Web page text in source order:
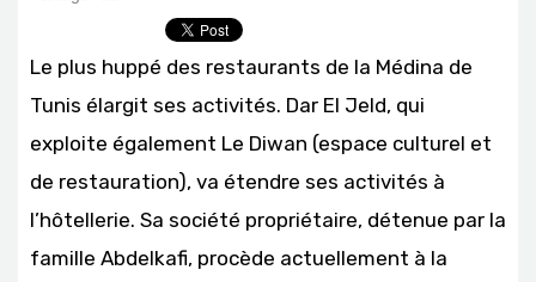
Le plus huppé des restaurants de la Médina de
Tunis élargit ses activités. Dar El Jeld, qui
exploite également Le Diwan (espace culturel et
de restauration), va étendre ses activités à
l’hôtellerie. Sa société propriétaire, détenue par la
famille Abdelkafi, procède actuellement à la